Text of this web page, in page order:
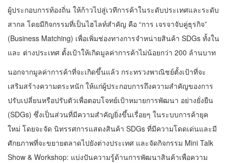
ผู้ประกอบการท้องถิ่น ให้ก้าวไปสู่เวทีการค้าในระดับประเทศและระดับ
สากล โดยมีกิจกรรมที่เป็นไฮไลท์สำคัญ คือ “การ เจรจาจับคู่ธุรกิจ”
(Business Matching) เพื่อเพิ่มช่องทางการจำหน่ายสินค้า SDGs ทั้งใน
และ ต่างประเทศ ตั้งเป้าให้เกิดมูลค่าการค้าไม่น้อยกว่า 200 ล้านบาท
นอกจากมูลค่าการค้าที่จะเกิดขึ้นแล้ว กระทรวงพาณิชย์ตั้งเป้าที่จะ
เสริมสร้างความตระหนัก ให้แก่ผู้ประกอบการถึงความสำคัญของการ
ปรับเปลี่ยนหรือปรับตัวเพื่อตอบโจทย์เป้าหมายการพัฒนา อย่างยั่งยืน
(SDGs) ซึ่งเป็นส่วนที่มีความสำคัญยิ่งขึ้นเรื่อยๆ ในระบบการค้ายุค
ใหม่ โดยจะจัด นิทรรศการแสดงสินค้า SDGs ที่มีความโดดเด่นและมี
ศักยภาพที่จะขยายตลาดไปยังต่างประเทศ และจัดกิจกรรม Mini Talk
Show & Workshop: แบ่งปันความรู้ด้านการพัฒนาสินค้าเพื่อความ